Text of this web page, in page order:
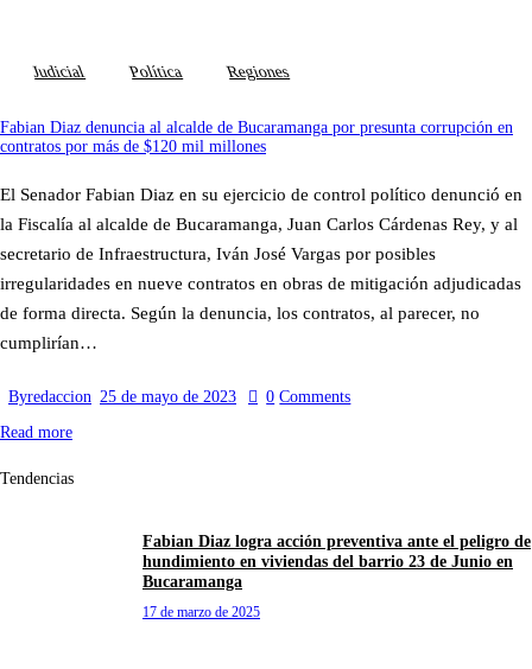
Judicial Política Regiones
Fabian Diaz denuncia al alcalde de Bucaramanga por presunta corrupción en
contratos por más de $120 mil millones
El Senador Fabian Diaz en su ejercicio de control político denunció en
la Fiscalía al alcalde de Bucaramanga, Juan Carlos Cárdenas Rey, y al
secretario de Infraestructura, Iván José Vargas por posibles
irregularidades en nueve contratos en obras de mitigación adjudicadas
de forma directa. Según la denuncia, los contratos, al parecer, no
cumplirían…
Byredaccion 25 de mayo de 2023 0 Comments
Read more
Tendencias
Fabian Diaz logra acción preventiva ante el peligro de
hundimiento en viviendas del barrio 23 de Junio en
Bucaramanga
17 de marzo de 2025